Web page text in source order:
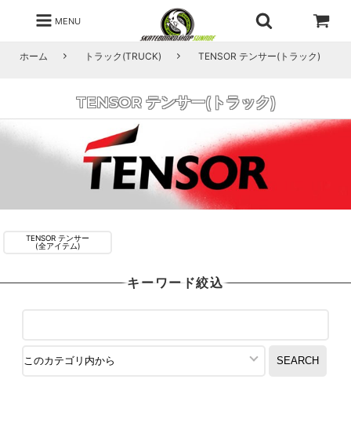
MENU
ホーム トラック(TRUCK) TENSOR テンサー(トラック)
TENSOR テンサー(トラック)
TENSOR テンサー
(全アイテム)
キーワード絞込